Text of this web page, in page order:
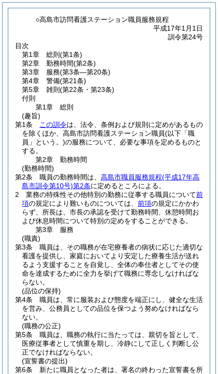
○高島市訪問看護ステーション職員服務規程
平成17年1月1日
訓令第24号
目次
第1章
総則 (第1条)
第2章
勤務時間(第2条)
第3章
服務(第3条―第20条)
第4章
警備(第21条)
第5章
雑則 (第22条・第23条)
付則
第1章
総則
(趣旨)
第1条
この訓令は、法令、条例および規則に定めがあるもの
を除くほか、高島市訪問看護ステーション職員(以下「職
員」という。)の服務について、必要な事項を定めるものと
する。
第2章
勤務時間
(勤務時間)
第2条
職員の勤務時間は、 高島市職員服務規程(平成17年高
島市訓令第10号)第2条に定めるところによる。
2
業務の特殊性その他特別の勤務に従事する職員について前
項の規定により難いものについては、 前項の規定にかかわ
らず、所長は、市長の承認を受けて勤務時間、休憩時間お
よび休息時間について特別の定めをすることができる。
第3章
服務
(職責)
第3条
職員は、その職務が在宅療養者の病状に応じた適切な
看護を提供し、家庭においてより安定した療養生活が送れ
るよう支援することを自覚し、全体の奉仕者としてその使
命を達成するために全力を挙げて職務に専念しなければな
らない。
(品位の保持)
第4条
職員は、常に服装および態度を端正にし、健全な生活
を営み、公務員としての品位を保つよう努めなければなら
ない。
(職務の公正)
第5条
職員は、職務の執行に当たっては、親切を旨として、
医療従事者として慎重を期し、冷静にして正しく判断し公
正でなければならない。
(宣誓書の提出)
第6条
新たに職員となった者は、署名の終わった宣誓書を所